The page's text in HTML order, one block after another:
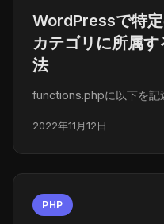
WordPressで特
カテゴリに所属
法
functions.phpに以下を
2022年11月12日
PHP